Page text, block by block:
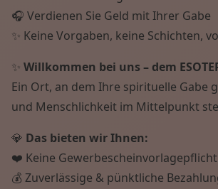
🎧 Verdienen Sie Geld mit Ihrer Gabe
✨ Keine Vorgaben, keine Schichten,
✨ Willkommen bei uns – dem
Ein Ort, an dem Ihre spirituelle Gabe
und Menschlichkeit im Mittelpunkt
💎 Das bieten wir Ihnen:
❤️ Keine Gewerbescheinvorlagepflicht
💰 Zuverlässige & pünktliche